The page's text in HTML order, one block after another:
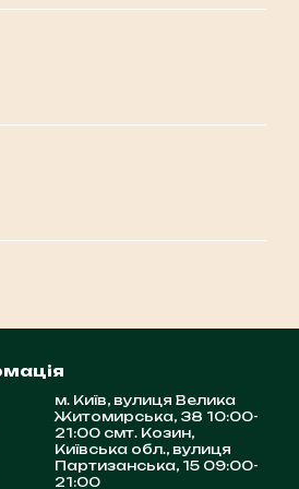
м. Київ, вулиця Велика
Житомирська, 38 10:00-
21:00 смт. Козин,
Київська обл., вулиця
Партизанська, 15 09:00-
21:00